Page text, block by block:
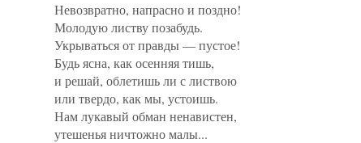
Невозвратно, напрасно и поздно!
Молодую листву позабудь.
Укрываться от правды — пустое!
Будь ясна, как осенняя тишь,
и решай, облетишь ли с листвою
или твердо, как мы, устоишь.
Нам лукавый обман ненавистен,
утешенья ничтожно малы...